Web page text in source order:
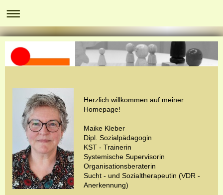
Herzlich willkommen auf meiner
Homepage!
Maike Kleber
Dipl. Sozialpädagogin
KST - Trainerin
Systemische Supervisorin
Organisationsberaterin
Sucht - und Sozialtherapeutin (VDR -
Anerkennung)